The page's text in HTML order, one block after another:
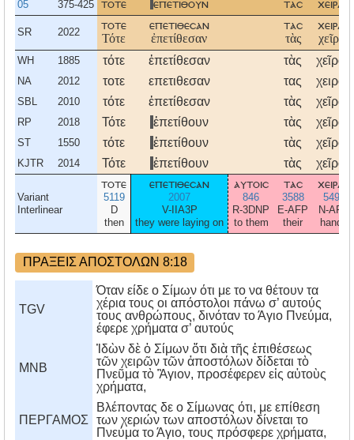
05 375-425 τοτε επετιθουν τασ χειρασ
SR 2022
τοτε
Τότε
επετιθεσαν
ἐπετίθεσαν
τασ
τὰς
χειρασ
χεῖρας
WH 1885 τότε ἐπετίθεσαν τὰς χεῖρας
NA 2012 τοτε επετιθεσαν τας χειρας
SBL 2010 τότε ἐπετίθεσαν τὰς χεῖρας
RP 2018 Τότε ἐπετίθουν τὰς χεῖρας
ST 1550 τότε ἐπετίθουν τὰς χεῖρας
KJTR 2014 Τότε ἐπετίθουν τὰς χεῖρας
Variant
Interlinear
τοτε
5119
D
then
επετιθεσαν
2007
V-IIA3P
they were laying on
αυτοισ
846
R-3DNP
to them
τασ
3588
E-AFP
their
χειρασ
5495
N-AFP
hands
ΠΡΑΞΕΙΣ ΑΠΟΣΤΟΛΩΝ 8:18
TGV
Όταν είδε ο Σίμων ότι με το να θέτουν τα
χέρια τους οι απόστολοι πάνω σ’ αυτούς
τους ανθρώπους, δινόταν το Άγιο Πνεύμα,
έφερε χρήματα σ’ αυτούς
MNB
Ἰδὼν δὲ ὁ Σίμων ὅτι διὰ τῆς ἐπιθέσεως
τῶν χειρῶν τῶν ἀποστόλων δίδεται τὸ
Πνεῦμα τὸ Ἃγιον, προσέφερεν εἰς αὐτοὺς
χρήματα,
ΠΕΡΓΑΜΟΣ
Bλέποντας δε ο Σίμωνας ότι, με επίθεση
των χεριών των αποστόλων δίνεται το
Πνεύμα το Άγιο, τους πρόσφερε χρήματα,